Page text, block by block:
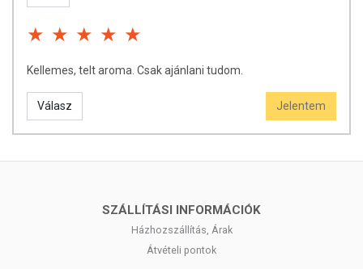
Kellemes, telt aroma. Csak ajánlani tudom.
Válasz Jelentem
SZÁLLÍTÁSI INFORMÁCIÓK
Házhozszállítás, Árak
Átvételi pontok